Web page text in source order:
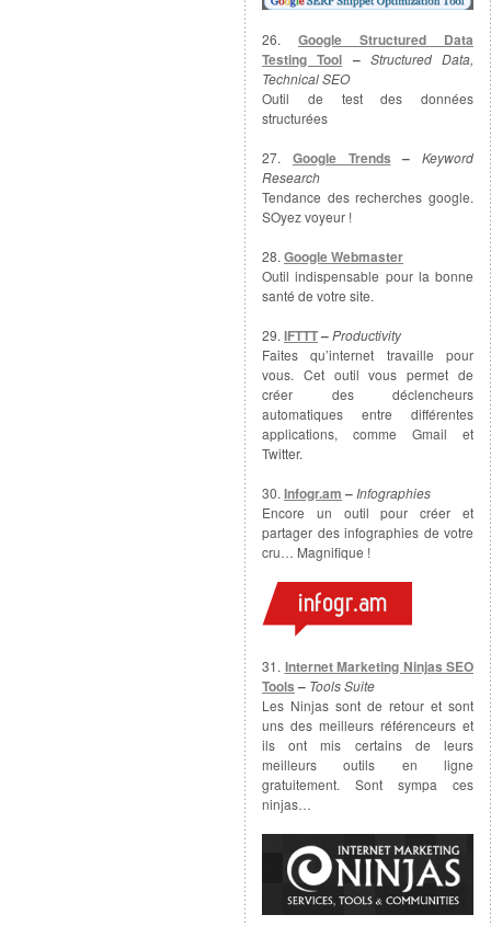
26. Google Structured Data
Testing Tool – Structured Data,
Technical SEO
Outil de test des données
structurées
27. Google Trends – Keyword
Research
Tendance des recherches google.
SOyez voyeur !
28. Google Webmaster
Outil indispensable pour la bonne
santé de votre site.
29. IFTTT–Productivity
Faites qu’internet travaille pour
vous. Cet outil vous permet de
créer des déclencheurs
automatiques entre différentes
applications, comme Gmail et
Twitter.
30. Infogr.am – Infographies
Encore un outil pour créer et
partager des infographies de votre
cru… Magnifique !
31. Internet Marketing Ninjas SEO
Tools – Tools Suite
Les Ninjas sont de retour et sont
uns des meilleurs référenceurs et
ils ont mis certains de leurs
meilleurs outils en ligne
gratuitement. Sont sympa ces
ninjas…